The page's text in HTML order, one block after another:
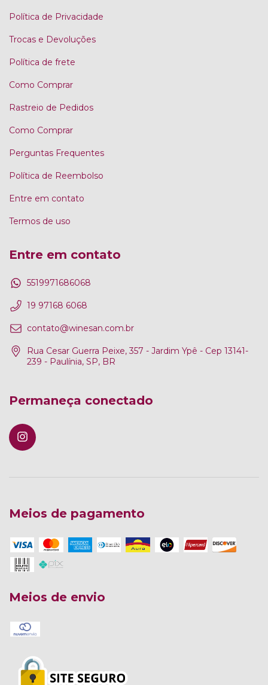
Política de Privacidade
Trocas e Devoluções
Política de frete
Como Comprar
Rastreio de Pedidos
Como Comprar
Perguntas Frequentes
Política de Reembolso
Entre em contato
Termos de uso
Entre em contato
5519971686068
19 97168 6068
contato@winesan.com.br
Rua Cesar Guerra Peixe, 357 - Jardim Ypê - Cep 13141-
239 - Paulínia, SP, BR
Permaneça conectado
Meios de pagamento
Meios de envio